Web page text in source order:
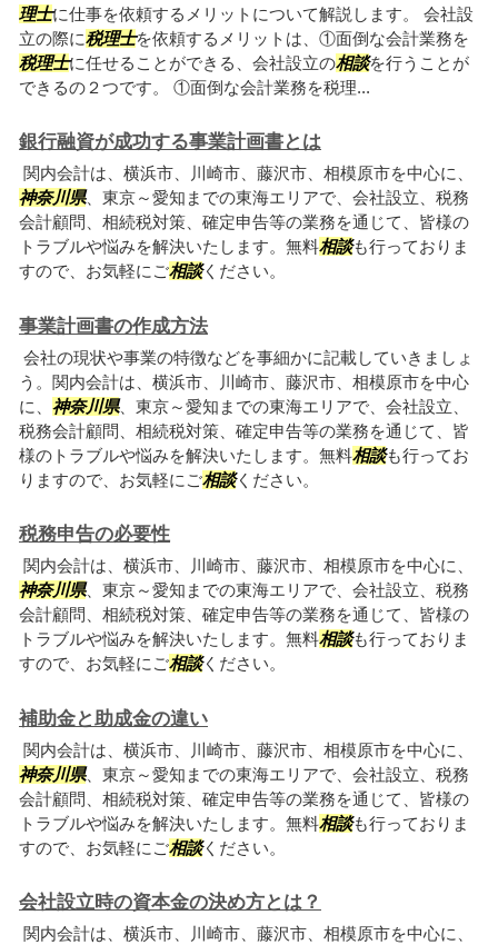
理士に仕事を依頼するメリットについて解説します。 会社設
立の際に税理士を依頼するメリットは、①面倒な会計業務を
税理士に任せることができる、会社設立の相談を行うことが
できるの２つです。 ①面倒な会計業務を税理...
銀行融資が成功する事業計画書とは
関内会計は、横浜市、川崎市、藤沢市、相模原市を中心に、
神奈川県、東京～愛知までの東海エリアで、会社設立、税務
会計顧問、相続税対策、確定申告等の業務を通じて、皆様の
トラブルや悩みを解決いたします。無料相談も行っておりま
すので、お気軽にご相談ください。
事業計画書の作成方法
会社の現状や事業の特徴などを事細かに記載していきましょ
う。関内会計は、横浜市、川崎市、藤沢市、相模原市を中心
に、 神奈川県、東京～愛知までの東海エリアで、会社設立、
税務会計顧問、相続税対策、確定申告等の業務を通じて、皆
様のトラブルや悩みを解決いたします。無料相談も行ってお
りますので、お気軽にご相談ください。
税務申告の必要性
関内会計は、横浜市、川崎市、藤沢市、相模原市を中心に、
神奈川県、東京～愛知までの東海エリアで、会社設立、税務
会計顧問、相続税対策、確定申告等の業務を通じて、皆様の
トラブルや悩みを解決いたします。無料相談も行っておりま
すので、お気軽にご相談ください。
補助金と助成金の違い
関内会計は、横浜市、川崎市、藤沢市、相模原市を中心に、
神奈川県、東京～愛知までの東海エリアで、会社設立、税務
会計顧問、相続税対策、確定申告等の業務を通じて、皆様の
トラブルや悩みを解決いたします。無料相談も行っておりま
すので、お気軽にご相談ください。
会社設立時の資本金の決め方とは？
関内会計は、横浜市、川崎市、藤沢市、相模原市を中心に、